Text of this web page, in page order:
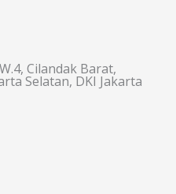
Cilandak Barat,
Selatan, DKI Jakarta